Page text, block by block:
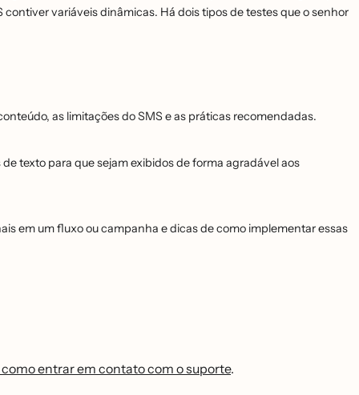
variáveis dinâmicas. Há dois tipos de testes que o senhor
as limitações do SMS e as práticas recomendadas.
texto para que sejam exibidos de forma agradável aos
em um fluxo ou campanha e dicas de como implementar essas
entrar em contato com o suporte.